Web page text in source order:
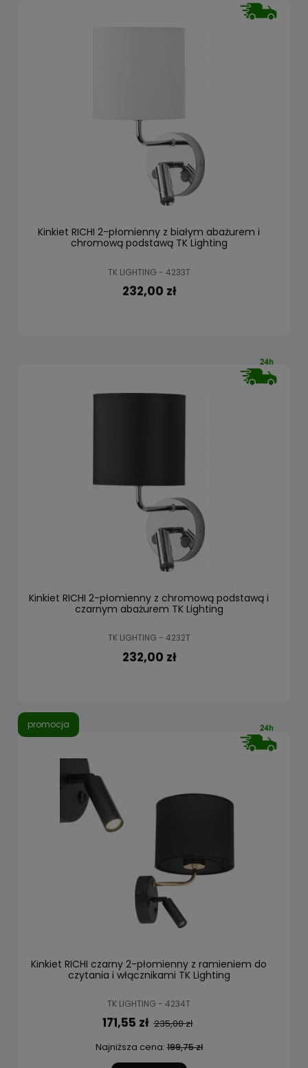
Kinkiet RICHI 2-płomienny z białym abażurem i
chromową podstawą TK Lighting
TK LIGHTING - 4233T
232,00 zł
Kinkiet RICHI 2-płomienny z chromową podstawą i
czarnym abażurem TK Lighting
TK LIGHTING - 4232T
232,00 zł
Kinkiet RICHI czarny 2-płomienny z ramieniem do
czytania i włącznikami TK Lighting
TK LIGHTING - 4234T
171,55 zł 235,00 zł
Najniższa cena:199,75 zł
promocja